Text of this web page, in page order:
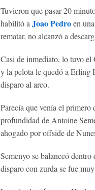
Tuvieron que pasar 20
habilitó aJoao Pedroen una
rematar, no alcanzó a
Casi de inmediato, lo tuvo
y la pelota le quedó a Erling
disparo al arco.
Parecía que venía el
profundidad de Antoine
ahogado por offside de
Semenyo se balanceó
disparo con zurda se fue